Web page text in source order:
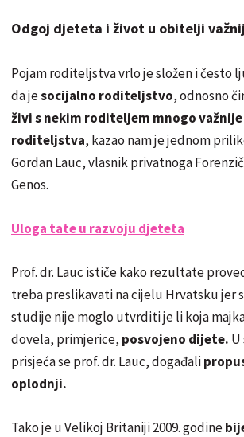
Odgoj djeteta i život u obitelji
Pojam roditeljstva vrlo je složen i često
da jesocijalno roditeljstvo, odnosno
živi s nekim roditeljem mnogo
roditeljstva, kazao nam je jednom
Gordan Lauc, vlasnik privatnoga
Genos.
Uloga tate u razvoju djeteta
Prof. dr. Lauc ističe kako rezultate
treba preslikavati na cijelu Hrvatsku jer
studije nije moglo utvrditi je li koja
dovela, primjerice, posvojeno dijete. U
prisjeća se prof. dr. Lauc, događali
oplodnji.
Tako je u Velikoj Britaniji 2009. godine